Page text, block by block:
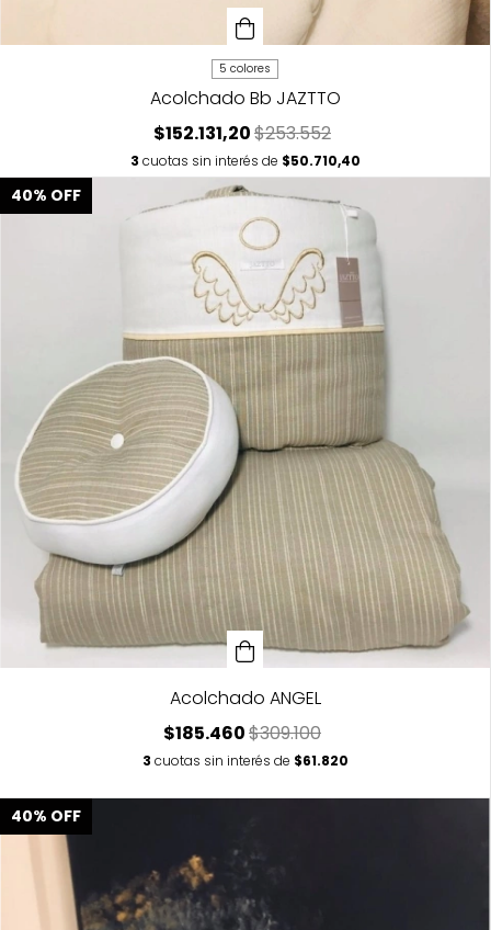
5 colores
Acolchado Bb JAZTTO
$152.131,20$253.552
3 cuotas sin interés de $50.710,40
40% OFF
Acolchado ANGEL
$185.460$309.100
3 cuotas sin interés de $61.820
40% OFF